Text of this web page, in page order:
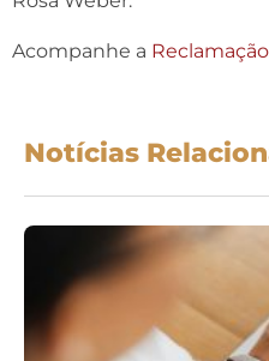
Acompanhe a
Notícias